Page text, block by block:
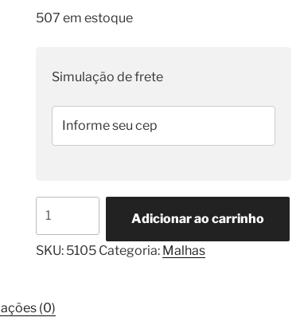
original
507 em estoque
Simulação de frete
Anti-
chama
1
Adicionar ao carrinho
SKU: 5105 Categoria: Malhas
(0)